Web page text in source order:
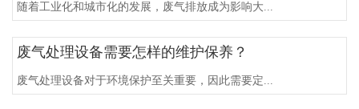
随着工业化和城市化的发展，废气排放成为影响大...
废气处理设备需要怎样的维护保养？
废气处理设备对于环境保护至关重要，因此需要定...